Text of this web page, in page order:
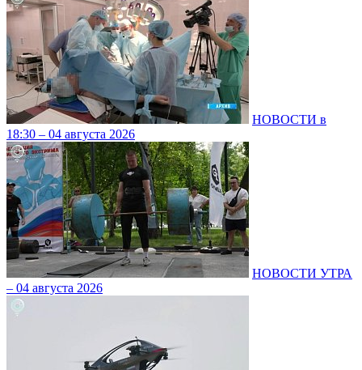
НОВОСТИ в
18:30 – 04 августа 2026
НОВОСТИ УТРА
– 04 августа 2026